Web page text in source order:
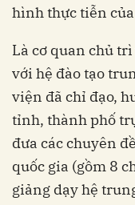
hình thực tiễn
Là cơ quan chủ
với hệ đào tạo
viện đã chỉ đạo,
tỉnh, thành phố
đưa các chuyên
quốc gia (gồm 8
giảng dạy hệ